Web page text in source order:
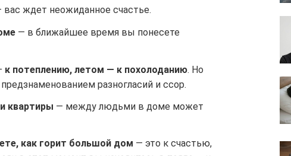
вас ждет неожиданное счастье.
— в ближайшее время вы понесете
к потеплению, летом — к похолоданию. Но
разногласий и ссор.
квартиры — между людьми в доме может
как горит большой дом — это к счастью,